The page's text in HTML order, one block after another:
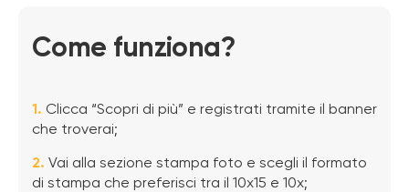
Come funziona?
1. Clicca “Scopri di più” e registrati tramite il banner
che troverai;
2. Vai alla sezione stampa foto e scegli il formato
di stampa che preferisci tra il 10x15 e 10x;